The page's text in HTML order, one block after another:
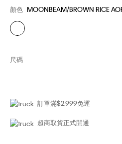
顏色 MOONBEAM/BROWN RICE
尺碼
訂單滿$2,999免運
超商取貨正式開通